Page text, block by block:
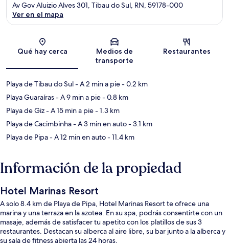
Sección del mapa
Av Gov Aluizio Alves 301, Tibau do Sul, RN, 59178-000
Ver en el mapa
Qué hay cerca
Medios de
transporte
Restaurantes
Playa de Tibau do Sul- A 2 min a pie- 0.2 km
Playa Guaraíras- A 9 min a pie- 0.8 km
Playa de Giz- A 15 min a pie- 1.3 km
Playa de Cacimbinha- A 3 min en auto- 3.1 km
Playa de Pipa- A 12 min en auto- 11.4 km
Información de la propiedad
Hotel Marinas Resort
A solo 8.4 km de Playa de Pipa, Hotel Marinas Resort te ofrece una
marina y una terraza en la azotea. En su spa, podrás consentirte con un
masaje, además de satisfacer tu apetito con los platillos de sus 3
restaurantes. Destacan su alberca al aire libre, su bar junto a la alberca y
su sala de fitness abierta las 24 horas.